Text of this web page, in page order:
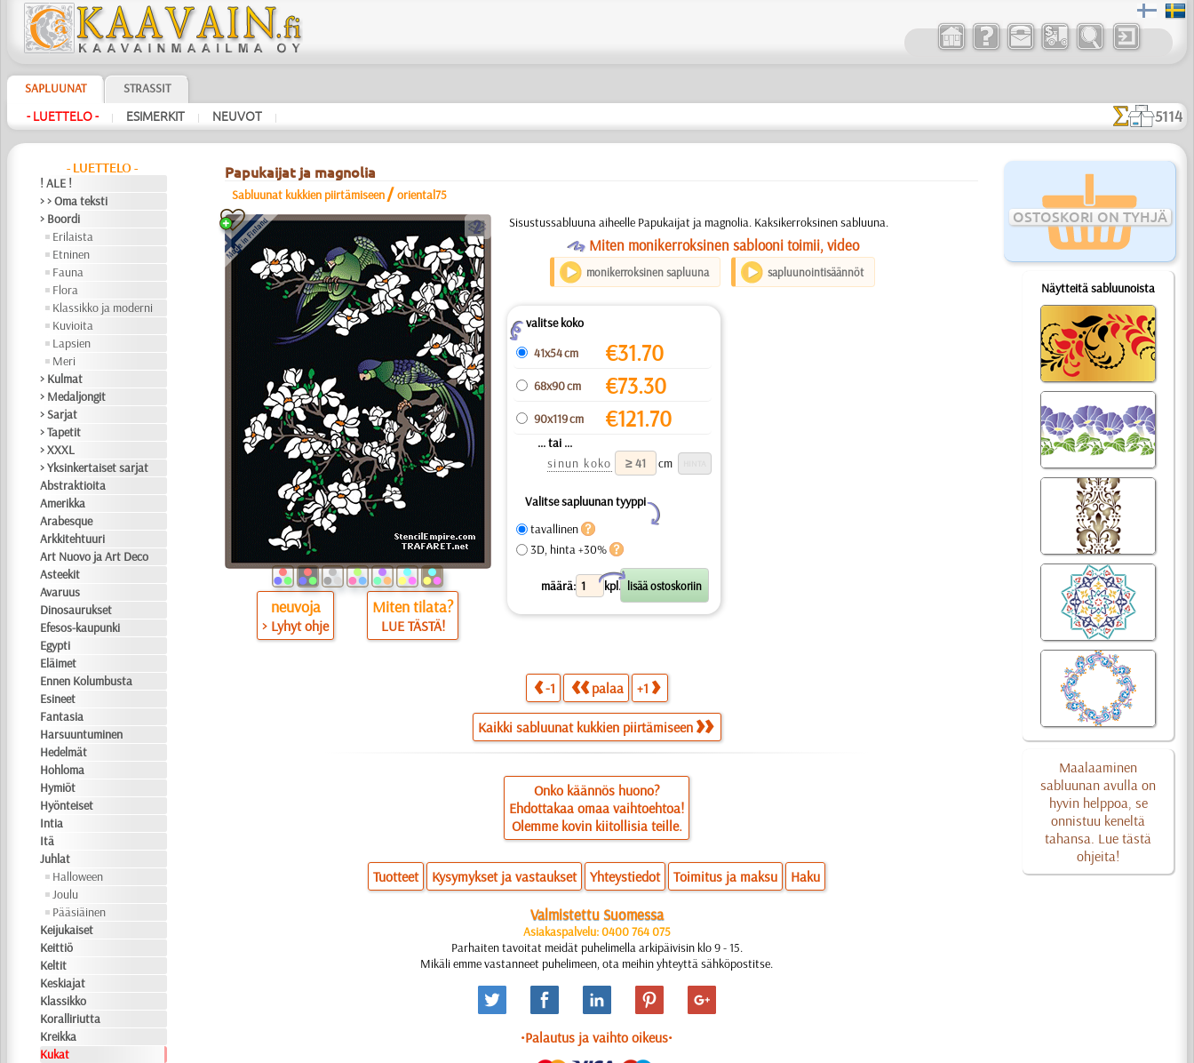
SAPLUUNAT STRASSIT
- LUETTELO - | ESIMERKIT | NEUVOT | 5114
- LUETTELO -
! ALE !
> > Oma teksti
> Boordi
Erilaista
Etninen
Fauna
Flora
Klassikko ja moderni
Kuvioita
Lapsien
Meri
> Kulmat
> Medaljongit
> Sarjat
> Tapetit
> XXXL
> Yksinkertaiset sarjat
Abstraktioita
Amerikka
Arabesque
Arkkitehtuuri
Art Nuovo ja Art Deco
Asteekit
Avaruus
Dinosaurukset
Efesos-kaupunki
Egypti
Eläimet
Ennen Kolumbusta
Esineet
Fantasia
Harsuuntuminen
Hedelmät
Hohloma
Hymiöt
Hyönteiset
Intia
Itä
Juhlat
Halloween
Joulu
Pääsiäinen
Keijukaiset
Keittiö
Keltit
Keskiajat
Klassikko
Koralliriutta
Kreikka
Kukat
OSTOSKORI ON TYHJÄ
Näytteitä sabluunoista
Maalaaminen
sabluunan avulla on
hyvin helppoa, se
onnistuu keneltä
tahansa. Lue tästä
ohjeita!
Papukaijat ja magnolia
Sabluunat kukkien piirtämiseen /oriental75
b
neuvoja
> Lyhyt ohje
Miten tilata?
LUE TÄSTÄ!
Sisustussabluuna aiheelle Papukaijat ja magnolia. Kaksikerroksinen sabluuna.
O Miten monikerroksinen sablooni toimii, video
monikerroksinen sapluuna sapluunointisäännöt
Zvalitse koko
41x54 cm
€31.70
68x90 cm €73.30
90x119 cm €121.70
... tai ...
sinun koko
cm
Valitse sapluunan tyyppi
Y
tavallinen
3D, hinta +30%
määrä: kpl.
X
-1 palaa +1
Kaikki sabluunat kukkien piirtämiseen
Onko käännös huono?
Ehdottakaa omaa vaihtoehtoa!
Olemme kovin kiitollisia teille.
Tuotteet Kysymykset ja vastaukset Yhteystiedot Toimitus ja maksu Haku
Valmistettu Suomessa
Asiakaspalvelu: 0400 764 075
Parhaiten tavoitat meidät puhelimella arkipäivisin klo 9 - 15.
Mikäli emme vastanneet puhelimeen, ota meihin yhteyttä sähköpostitse.
•Palautus ja vaihto oikeus•